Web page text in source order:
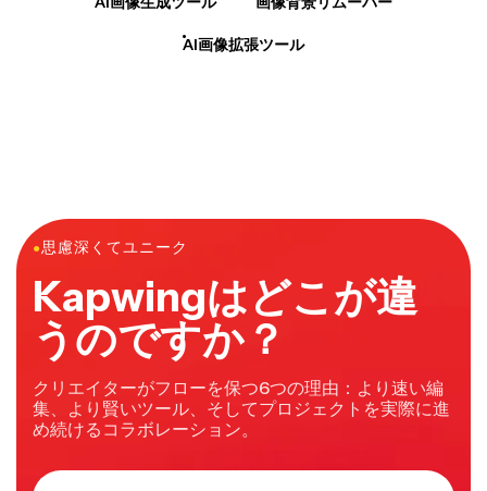
AI画像拡張ツール
●思慮深くてユニーク
Kapwingはどこが違
うのですか？
クリエイターがフローを保つ6つの理由：より速い編
集、より賢いツール、そしてプロジェクトを実際に進
め続けるコラボレーション。